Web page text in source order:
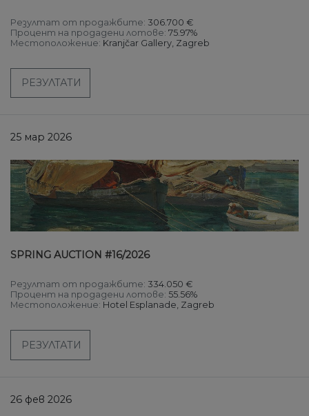
Резултат от продажбите: 306.700 €
Процент на продадени лотове: 75.97%
Местоположение: Kranjčar Gallery, Zagreb
РЕЗУЛТАТИ
25 мар 2026
SPRING AUCTION #16/2026
Резултат от продажбите: 334.050 €
Процент на продадени лотове: 55.56%
Местоположение: Hotel Esplanade, Zagreb
РЕЗУЛТАТИ
26 фев 2026